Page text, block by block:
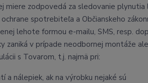
miere zodpovedá za sledovanie
spotrebiteľa a Občianskeho
lehote formou e-mailu, SMS, resp.
zaniká v prípade neodbornej montáže
s Tovarom, t.j. najmä pri:
a nálepiek, ak na výrobku nejaké sú